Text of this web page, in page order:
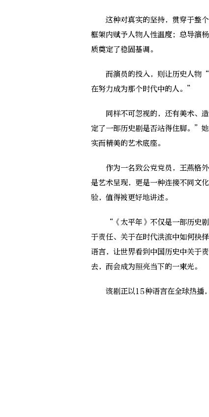
这种对真实的坚持，贯穿于整个
框架内赋予人物人性温度；总导演
质奠定了稳固基调。
而演员的投入，则让历史人物“
在努力成为那个时代中的人。”
同样不可忽视的，还有美术、造
定了一部历史剧是否站得住脚。”
实而精美的艺术底座。
作为一名致公党党员，王燕格外
是艺术呈现，更是一种连接不同文
验，值得被更好地讲述。
“《太平年》不仅是一部历史剧
于责任、关于在时代洪流中如何抉
语言，让世界看到中国历史中关于
去，而会成为照亮当下的一束光。
该剧正以15种语言在全球热播